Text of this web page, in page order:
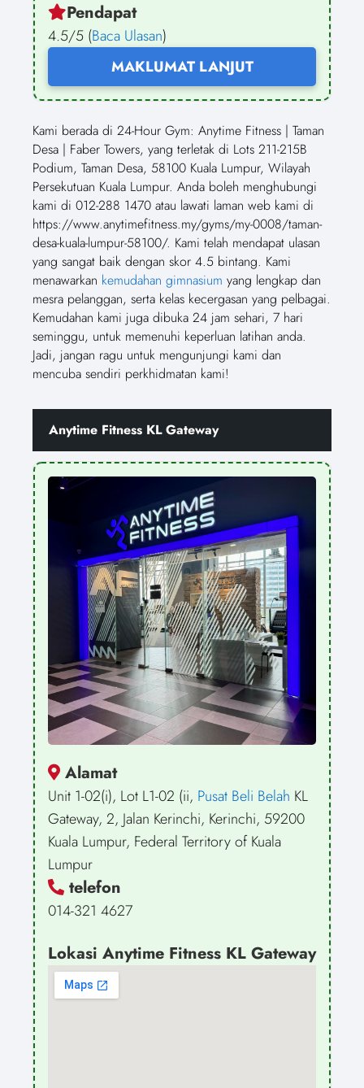
Pendapat
4.5/5 (Baca Ulasan)
MAKLUMAT LANJUT
Kami berada di 24-Hour Gym: Anytime Fitness | Taman
Desa | Faber Towers, yang terletak di Lots 211-215B
Podium, Taman Desa, 58100 Kuala Lumpur, Wilayah
Persekutuan Kuala Lumpur. Anda boleh menghubungi
kami di 012-288 1470 atau lawati laman web kami di
https://www.anytimefitness.my/gyms/my-0008/taman-
desa-kuala-lumpur-58100/. Kami telah mendapat ulasan
yang sangat baik dengan skor 4.5 bintang. Kami
menawarkan kemudahan gimnasium yang lengkap dan
mesra pelanggan, serta kelas kecergasan yang pelbagai.
Kemudahan kami juga dibuka 24 jam sehari, 7 hari
seminggu, untuk memenuhi keperluan latihan anda.
Jadi, jangan ragu untuk mengunjungi kami dan
mencuba sendiri perkhidmatan kami!
Anytime Fitness KL Gateway
Alamat
Unit 1-02(i), Lot L1-02 (ii, Pusat Beli Belah KL
Gateway, 2, Jalan Kerinchi, Kerinchi, 59200
Kuala Lumpur, Federal Territory of Kuala
Lumpur
telefon
014-321 4627
Lokasi Anytime Fitness KL Gateway